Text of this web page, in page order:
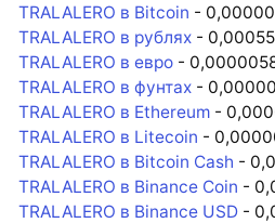
TRALALERO в Bitcoin -
TRALALERO в рублях -
TRALALERO в евро -
TRALALERO в фунтах -
TRALALERO в Ethereum -
TRALALERO в Litecoin -
TRALALERO в Bitcoin Cash -
TRALALERO в Binance Coin -
TRALALERO в Binance USD -